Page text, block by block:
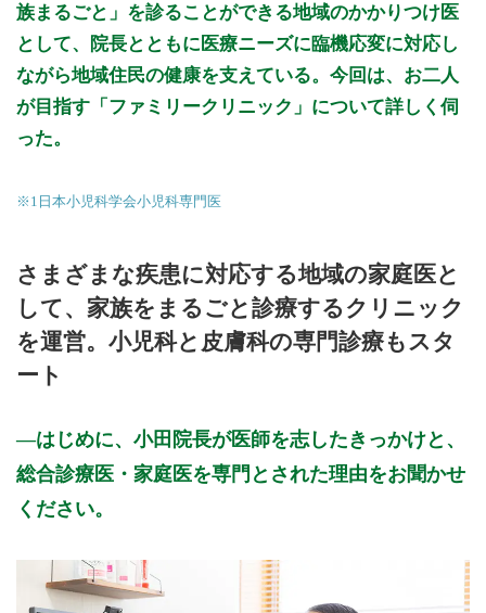
機関ホームページ、またはお電話にてご確認ください。
>>病院なびで医療機関の詳細を見る
初診受付
族まるごと」を診ることができる地域のかかりつけ医
として、院長とともに医療ニーズに臨機応変に対応し
ながら地域住民の健康を支えている。今回は、お二人
が目指す「ファミリークリニック」について詳しく伺
った。
※1日本小児科学会小児科専門医
さまざまな疾患に対応する地域の家庭医と
して、家族をまるごと診療するクリニック
を運営。小児科と皮膚科の専門診療もスタ
ート
はじめに、小田院長が医師を志したきっかけと、
総合診療医・家庭医を専門とされた理由をお聞かせ
ください。